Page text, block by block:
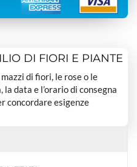
DI FIORI E PIANTE
di fiori, le rose o le
data e l’orario di consegna
concordare esigenze